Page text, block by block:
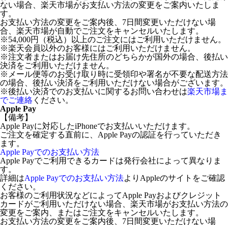
ない場合、楽天市場がお支払い方法の変更をご案内いたしま
す。
お支払い方法の変更をご案内後、7日間変更いただけない場
合、楽天市場が自動でご注文をキャンセルいたします。
※54,000円（税込）以上のご注文にはご利用いただけません。
※楽天会員以外のお客様にはご利用いただけません。
※注文者またはお届け先住所のどちらかが国外の場合、後払い
決済をご利用いただけません。
※メール便等のお受け取り時に受領印や署名が不要な配送方法
の場合、後払い決済をご利用いただけない場合がございます。
※後払い決済でのお支払いに関するお問い合わせは楽天市場ま
でご連絡 ください。
Apple Pay
【備考】
Apple Payに対応したiPhoneでお支払いいただけます。
ご注文を確定する直前に、Apple Payの認証を行っていただき
ます。
Apple Payでのお支払い方法
Apple Payでご利用できるカードは発行会社によって異なりま
す。
詳細はApple Payでのお支払い方法よりAppleのサイトをご確認
ください。
お客様のご利用状況などによってApple Payおよびクレジット
カードがご利用いただけない場合、楽天市場がお支払い方法の
変更をご案内、またはご注文をキャンセルいたします。
お支払い方法の変更をご案内後、7日間変更いただけない場